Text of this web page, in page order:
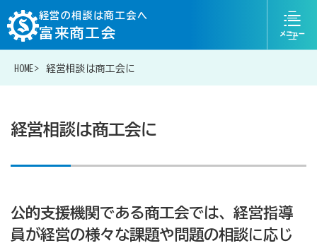
経営の相談は商工会へ
富来商工会
ニ
ュ
HOME 経営相談は商工会に
経営相談は商工会に
公的支援機関である商工会では、経営指導
員が経営の様々な課題や問題の相談に応じ
お問い合わせ
補助金・助成金一覧